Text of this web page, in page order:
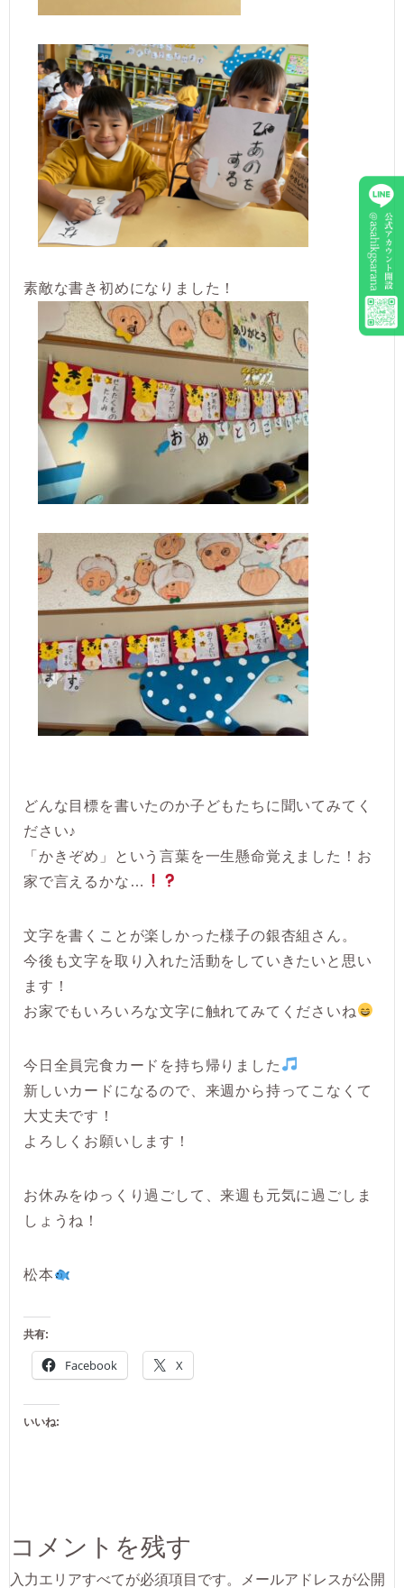
素敵な書き初めになりました！
どんな目標を書いたのか子どもたちに聞いてみてく
ださい♪
「かきぞめ」という言葉を一生懸命覚えました！お
家で言えるかな…
文字を書くことが楽しかった様子の銀杏組さん。
今後も文字を取り入れた活動をしていきたいと思い
ます！
お家でもいろいろな文字に触れてみてくださいね
今日全員完食カードを持ち帰りました
新しいカードになるので、来週から持ってこなくて
大丈夫です！
よろしくお願いします！
お休みをゆっくり過ごして、来週も元気に過ごしま
しょうね！
松本
共有:
Facebook X
いいね:
コメントを残す
入力エリアすべてが必須項目です。メールアドレスが公開